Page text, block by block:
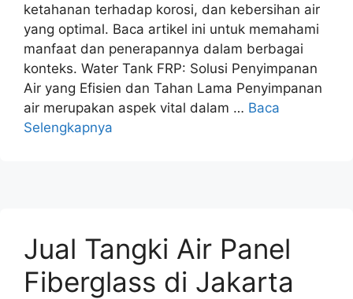
ketahanan terhadap korosi, dan kebersihan air
yang optimal. Baca artikel ini untuk memahami
manfaat dan penerapannya dalam berbagai
konteks. Water Tank FRP: Solusi Penyimpanan
Air yang Efisien dan Tahan Lama Penyimpanan
air merupakan aspek vital dalam … Baca
Selengkapnya
Jual Tangki Air Panel
Fiberglass di Jakarta